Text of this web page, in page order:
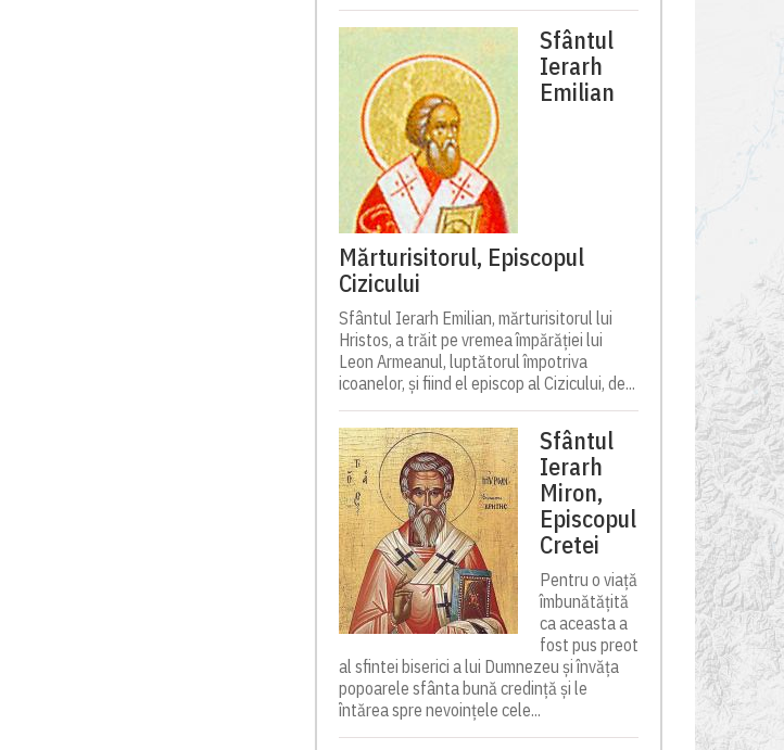
Sfântul
Ierarh
Emilian
Mărturisitorul, Episcopul
Cizicului
Sfântul Ierarh Emilian, mărturisitorul lui
Hristos, a trăit pe vremea împărăției lui
Leon Armeanul, luptătorul împotriva
icoanelor, și fiind el episcop al Cizicului, de...
Sfântul
Ierarh
Miron,
Episcopul
Cretei
Pentru o viață
îmbunătățită
ca aceasta a
fost pus preot
al sfintei biserici a lui Dumnezeu și învăța
popoarele sfânta bună credință și le
întărea spre nevoințele cele...